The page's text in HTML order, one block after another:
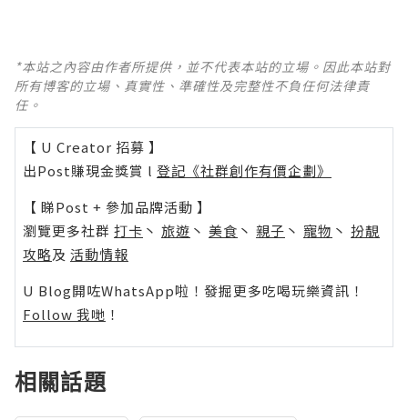
*本站之內容由作者所提供，並不代表本站的立場。因此本站對
所有博客的立場、真實性、準確性及完整性不負任何法律責
任。
【 U Creator 招募 】
出Post賺現金獎賞 l 登記《社群創作有價企劃》
【 睇Post + 參加品牌活動 】
瀏覽更多社群 打卡 丶 旅遊 丶 美食 丶 親子 丶 寵物 丶 扮靚
攻略及 活動情報
U Blog開咗WhatsApp啦！發掘更多吃喝玩樂資訊！
Follow 我哋 ！
相關話題